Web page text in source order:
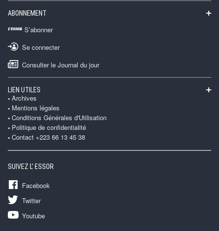
ABONNEMENT
S’abonner
Se connecter
Consulter le Journal du jour
LIEN UTILES
Archives
Mentions légales
Conditions Générales d'Utilisation
Politique de confidentialité
Contact +223 66 13 45 38
SUIVEZ L' ESSOR
Facebook
Twitter
Youtube